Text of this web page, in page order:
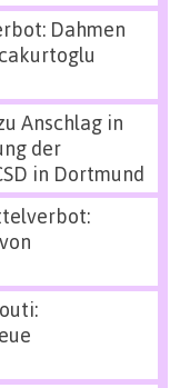
Dahmen
Anschlag in
der
in Dortmund